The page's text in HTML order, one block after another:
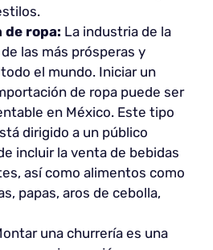
ropa: La industria de la
las más prósperas y
el mundo. Iniciar un
de ropa puede ser
en México. Este tipo
dirigido a un público
incluir la venta de bebidas
así como alimentos como
papas, aros de cebolla,
una churrería es una